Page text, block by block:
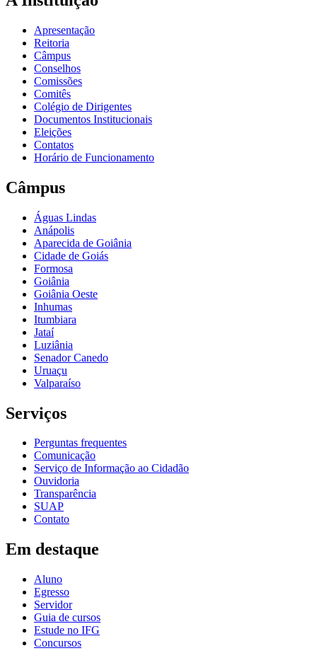
Apresentação
Reitoria
Câmpus
Conselhos
Comissões
Comitês
Colégio de Dirigentes
Documentos Institucionais
Eleições
Contatos
Horário de Funcionamento
Câmpus
Águas Lindas
Anápolis
Aparecida de Goiânia
Cidade de Goiás
Formosa
Goiânia
Goiânia Oeste
Inhumas
Itumbiara
Jataí
Luziânia
Senador Canedo
Uruaçu
Valparaíso
Serviços
Perguntas frequentes
Comunicação
Serviço de Informação ao Cidadão
Ouvidoria
Transparência
SUAP
Contato
Em destaque
Aluno
Egresso
Servidor
Guia de cursos
Estude no IFG
Concursos